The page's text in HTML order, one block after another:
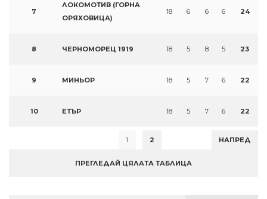
7
ЛОКОМОТИВ (ГОРНА
ОРЯХОВИЦА)
18 6 6 6 24
8 ЧЕРНОМОРЕЦ 1919 18 5 8 5 23
9 МИНЬОР 18 5 7 6 22
10 ЕТЪР 18 5 7 6 22
1 2 НАПРЕД
ПРЕГЛЕДАЙ ЦЯЛАТА ТАБЛИЦА